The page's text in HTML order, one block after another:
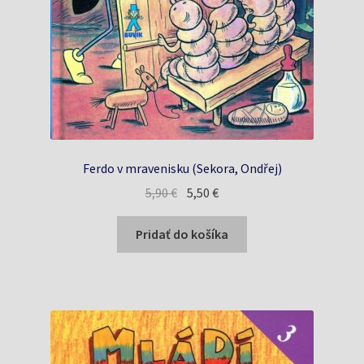
Ferdo v mravenisku (Sekora, Ondřej)
5,90€ Pôvodná
cena
bola:
5,90 €.
5,50€Aktuálna
cena
je:
5,50 €.
Pridať do košíka